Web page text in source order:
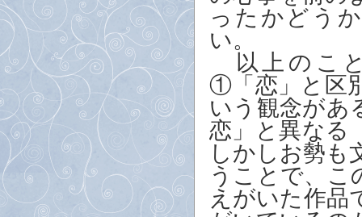
ったかどう
い。
以上のこ
①「恋」と区
いう観念があ
恋」と異なる
しかしお勢も
うことで、こ
えがいた作